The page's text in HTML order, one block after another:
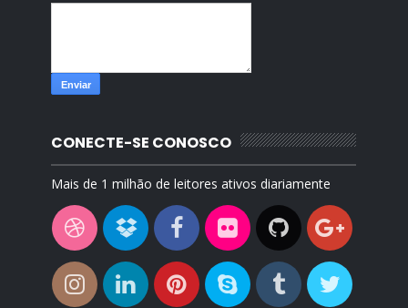
CONECTE-SE CONOSCO
Mais de 1 milhão de leitores ativos diariamente